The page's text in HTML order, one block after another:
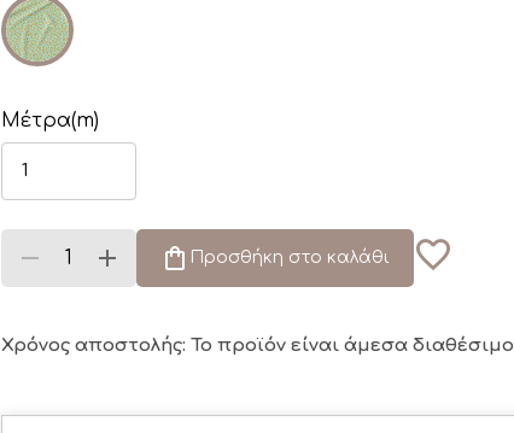
Μέτρα(m)
Προσθήκη στο καλάθι
Χρόνος αποστολής: Το προϊόν είναι άμεσα διαθέσιμο